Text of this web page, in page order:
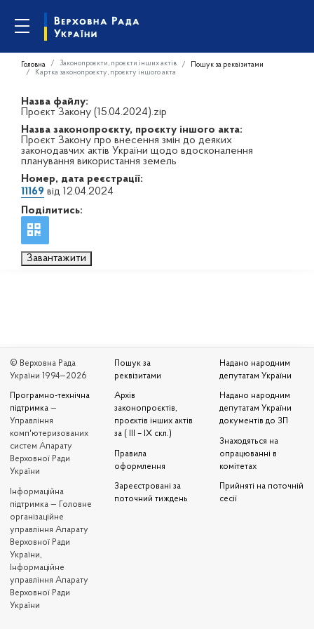
Головна Законопроєкти, проєкти інших актів
Пошук за реквізитами
Картка законопроєкту, проєкту іншого акта
Назва файлу:
Проєкт Закону (15.04.2024).zip
Назва законопроєкту, проєкту іншого акта:
Проєкт Закону про внесення змін до деяких
законодавчих актів України щодо вдосконалення
планування використання земель
Номер, дата реєстрації:
11169 від 12.04.2024
Поділитись:
Завантажити
© Верховна Рада
України 1994—2026
Програмно-технічна
підтримка —
Управління
комп'ютеризованих
систем Апарату
Верховної Ради
України
Iнформаційна
підтримка — Головне
організаційне
управління Апарату
Верховної Ради
України,
Інформаційне
управління Апарату
Верховної Ради
України
Пошук за
реквізитами
Архів
законопроєктів,
проєктів інших актів
за ( III – IX скл.)
Правила
оформлення
Зареєстровані за
поточний тиждень
Надано народним
депутатам України
Надано народним
депутатам України
документів до ЗП
Знаходяться на
опрацюванні в
комітетах
Прийняті на поточній
сесії